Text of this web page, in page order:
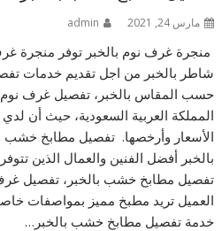
مارس 24, 2021 admin
منجرة غرف نوم بالخبر توفر منجرة
شاطر بالخبر من اجل تقديم خدمات
حسب المقاس بالخبر، تفصيل غرف نوم
المملكة العربية السعودية، حيث أن
الأسعار وأرخصها. تفصيل مطابخ خشب
بالخبر أفضل الفنين والعمال الذين
تفصيل مطابخ خشب بالخبر، تفصيل
العميل تريد مطبخ مميز بمواصفات
خدمة تفصيل مطابخ خشب بالخبر…